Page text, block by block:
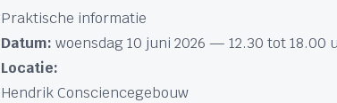
Praktische informatie
Datum: woensdag 10 juni 2026 — 12.30 tot 18.00
Locatie:
Hendrik Consciencegebouw